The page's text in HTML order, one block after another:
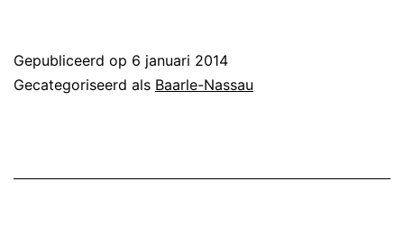
Gepubliceerd op 6 januari 2014
Gecategoriseerd als Baarle-Nassau